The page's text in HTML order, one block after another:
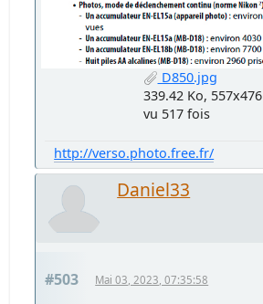
D850.jpg
339.42 Ko, 557x476
vu 517 fois
http://verso.photo.free.fr/
Daniel33
#503 Mai 03, 2023, 07:35:58